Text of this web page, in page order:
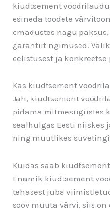
kiudtsement
esineda toodete
omadustes nagu
garantiitingimused.
eelistusest ja konkreetse
Kas kiudtsement
Jah, kiudtsement
pidama mitmesugustes
sealhulgas Eesti niiskes
ning muutlikes
Kuidas saab
Enamik kiudtsement
tehasest juba
soov muuta värvi, siis